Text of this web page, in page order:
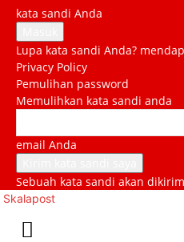
kata sandi Anda
Lupa kata sandi Anda?
Privacy Policy
Pemulihan password
Memulihkan kata sandi anda
email Anda
Sebuah kata sandi akan
Skalapost